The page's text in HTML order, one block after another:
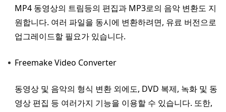
MP4 동영상의 트림등의 편집과 MP3로의 음악 변환도 지
원합니다. 여러 파일을 동시에 변환하려면, 유료 버전으로
업그레이드할 필요가 있습니다.
Freemake Video Converter
동영상 및 음악의 형식 변환 외에도, DVD 복제, 녹화 및 동
영상 편집 등 여러가지 기능을 이용할 수 있습니다. 또한,